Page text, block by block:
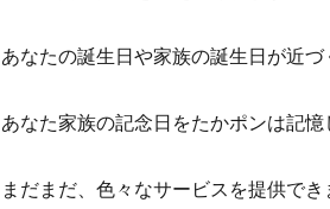
あなたの誕生日や家族の誕生日が近
あなた家族の記念日をたかポンは記憶
まだまだ、色々なサービスを提供でき